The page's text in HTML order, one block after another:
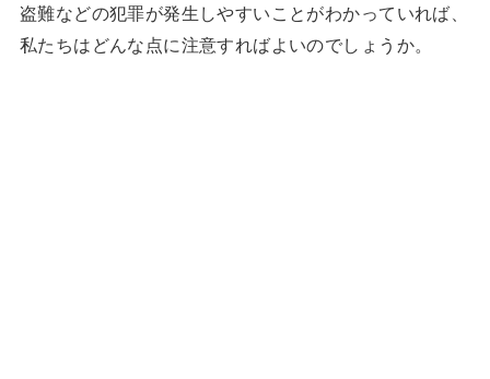
盗難などの犯罪が発生しやすいことがわかっていれば、
私たちはどんな点に注意すればよいのでしょうか。